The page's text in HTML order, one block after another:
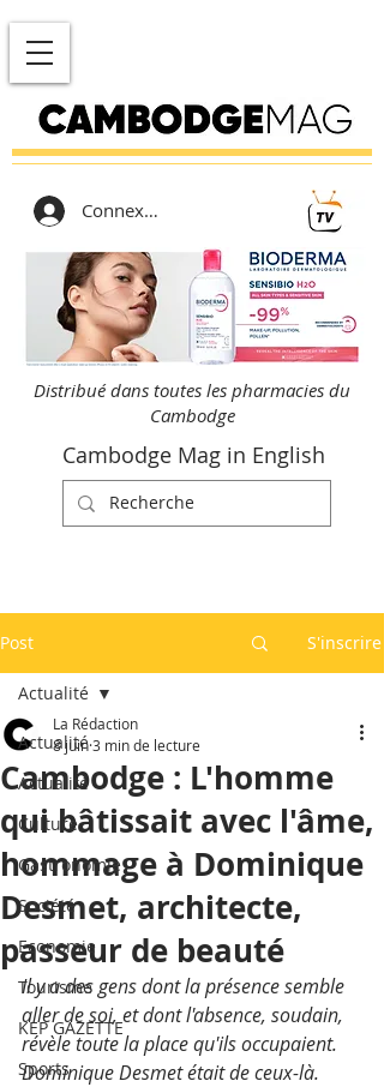
Connexion
Distribué dans toutes les pharmacies du
Cambodge
Cambodge Mag in English
Post S'inscrire
Actualité
Actualité
Culture
Gastronomie
Société
Economie
Tourisme
KEP GAZETTE
Sports
Actualité
Cambodge : L'homme
qui bâtissait avec l'âme,
hommage à Dominique
Desmet, architecte,
passeur de beauté
La Rédaction
8 juin3 min de lecture
Il y a des gens dont la présence semble
aller de soi, et dont l'absence, soudain,
révèle toute la place qu'ils occupaient.
Dominique Desmet était de ceux-là.